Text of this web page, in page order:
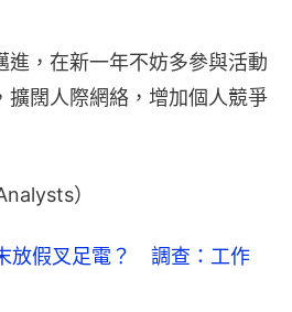
進，在新一年不妨多參與活動
擴闊人際網絡，增加個人競爭
）
放假叉足電？ 調查：工作